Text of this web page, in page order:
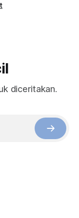
diceritakan.